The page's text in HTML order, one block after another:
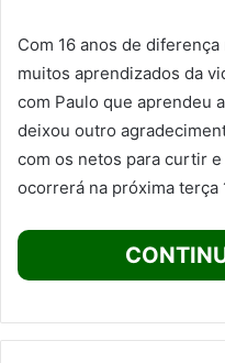
Com 16 anos de
muitos aprendizados da
com Paulo que aprendeu
deixou outro
com os netos para curtir
ocorrerá na próxima terça